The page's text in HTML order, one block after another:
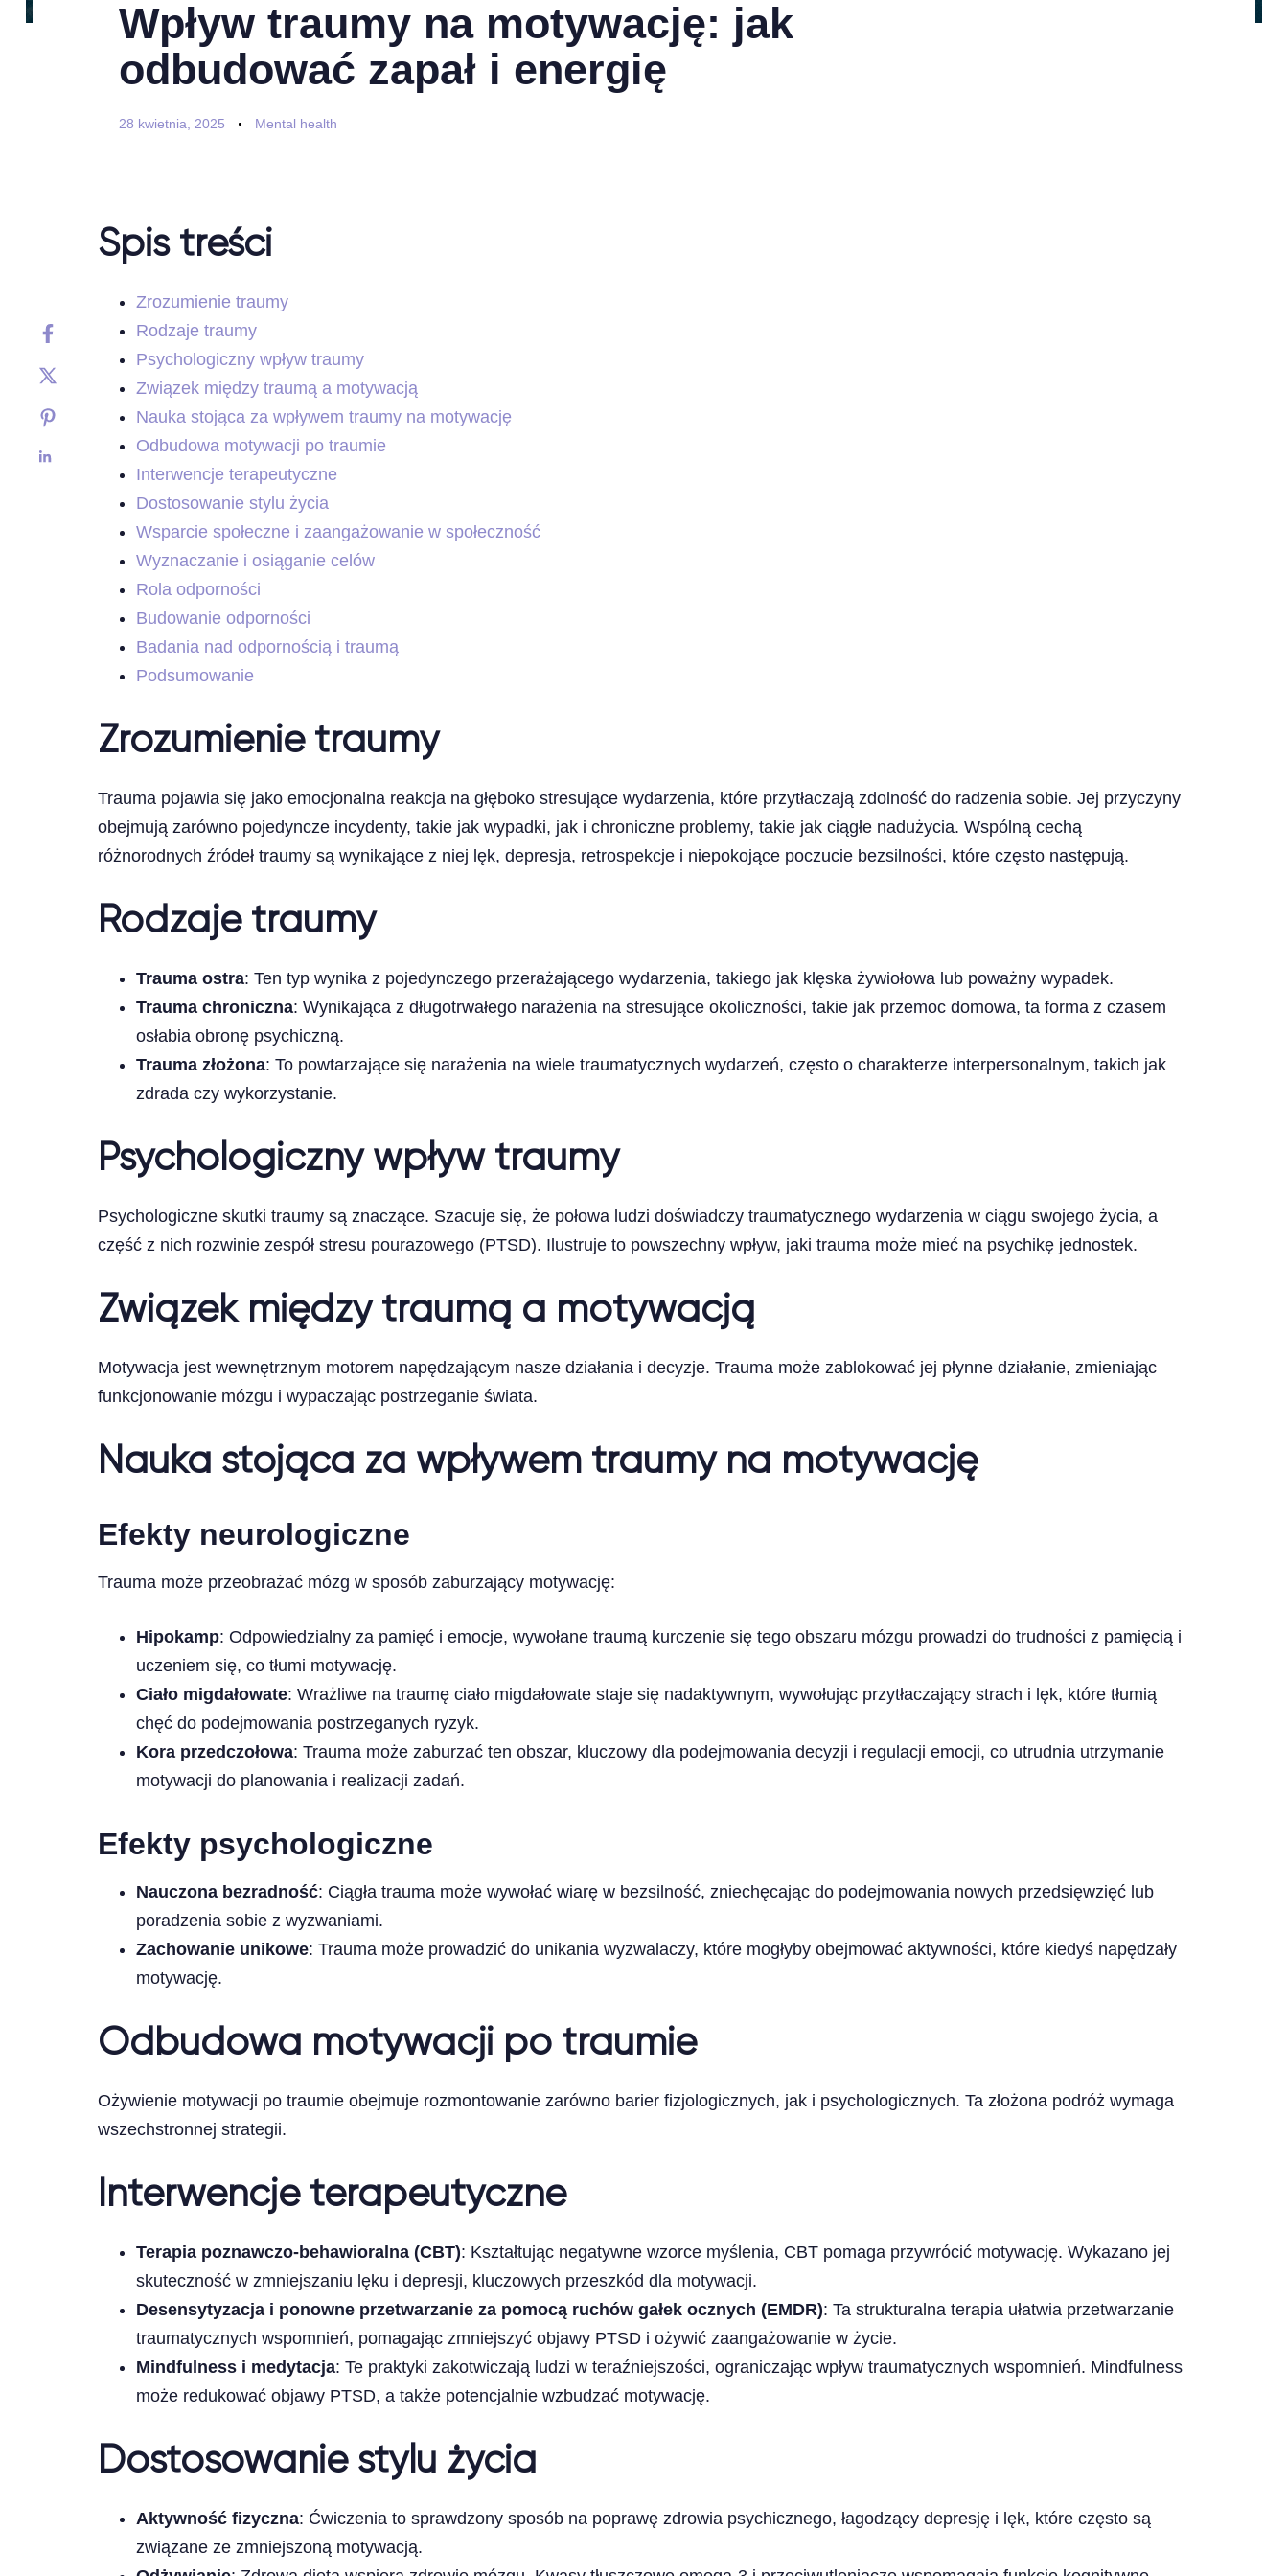
Wpływ traumy na motywację: jak
odbudować zapał i energię
28 kwietnia, 2025 Mental health
Spis treści
Zrozumienie traumy
Rodzaje traumy
Psychologiczny wpływ traumy
Związek między traumą a motywacją
Nauka stojąca za wpływem traumy na motywację
Odbudowa motywacji po traumie
Interwencje terapeutyczne
Dostosowanie stylu życia
Wsparcie społeczne i zaangażowanie w społeczność
Wyznaczanie i osiąganie celów
Rola odporności
Budowanie odporności
Badania nad odpornością i traumą
Podsumowanie
Zrozumienie traumy
Trauma pojawia się jako emocjonalna reakcja na głęboko stresujące wydarzenia, które przytłaczają zdolność do radzenia sobie. Jej przyczyny
obejmują zarówno pojedyncze incydenty, takie jak wypadki, jak i chroniczne problemy, takie jak ciągłe nadużycia. Wspólną cechą
różnorodnych źródeł traumy są wynikające z niej lęk, depresja, retrospekcje i niepokojące poczucie bezsilności, które często następują.
Rodzaje traumy
Trauma ostra: Ten typ wynika z pojedynczego przerażającego wydarzenia, takiego jak klęska żywiołowa lub poważny wypadek.
Trauma chroniczna: Wynikająca z długotrwałego narażenia na stresujące okoliczności, takie jak przemoc domowa, ta forma z czasem
osłabia obronę psychiczną.
Trauma złożona: To powtarzające się narażenia na wiele traumatycznych wydarzeń, często o charakterze interpersonalnym, takich jak
zdrada czy wykorzystanie.
Psychologiczny wpływ traumy
Psychologiczne skutki traumy są znaczące. Szacuje się, że połowa ludzi doświadczy traumatycznego wydarzenia w ciągu swojego życia, a
część z nich rozwinie zespół stresu pourazowego (PTSD). Ilustruje to powszechny wpływ, jaki trauma może mieć na psychikę jednostek.
Związek między traumą a motywacją
Motywacja jest wewnętrznym motorem napędzającym nasze działania i decyzje. Trauma może zablokować jej płynne działanie, zmieniając
funkcjonowanie mózgu i wypaczając postrzeganie świata.
Nauka stojąca za wpływem traumy na motywację
Efekty neurologiczne
Trauma może przeobrażać mózg w sposób zaburzający motywację:
Hipokamp: Odpowiedzialny za pamięć i emocje, wywołane traumą kurczenie się tego obszaru mózgu prowadzi do trudności z pamięcią i
uczeniem się, co tłumi motywację.
Ciało migdałowate: Wrażliwe na traumę ciało migdałowate staje się nadaktywnym, wywołując przytłaczający strach i lęk, które tłumią
chęć do podejmowania postrzeganych ryzyk.
Kora przedczołowa: Trauma może zaburzać ten obszar, kluczowy dla podejmowania decyzji i regulacji emocji, co utrudnia utrzymanie
motywacji do planowania i realizacji zadań.
Efekty psychologiczne
Nauczona bezradność: Ciągła trauma może wywołać wiarę w bezsilność, zniechęcając do podejmowania nowych przedsięwzięć lub
poradzenia sobie z wyzwaniami.
Zachowanie unikowe: Trauma może prowadzić do unikania wyzwalaczy, które mogłyby obejmować aktywności, które kiedyś napędzały
motywację.
Odbudowa motywacji po traumie
Ożywienie motywacji po traumie obejmuje rozmontowanie zarówno barier fizjologicznych, jak i psychologicznych. Ta złożona podróż wymaga
wszechstronnej strategii.
Interwencje terapeutyczne
Terapia poznawczo-behawioralna (CBT): Kształtując negatywne wzorce myślenia, CBT pomaga przywrócić motywację. Wykazano jej
skuteczność w zmniejszaniu lęku i depresji, kluczowych przeszkód dla motywacji.
Desensytyzacja i ponowne przetwarzanie za pomocą ruchów gałek ocznych (EMDR): Ta strukturalna terapia ułatwia przetwarzanie
traumatycznych wspomnień, pomagając zmniejszyć objawy PTSD i ożywić zaangażowanie w życie.
Mindfulness i medytacja: Te praktyki zakotwiczają ludzi w teraźniejszości, ograniczając wpływ traumatycznych wspomnień. Mindfulness
może redukować objawy PTSD, a także potencjalnie wzbudzać motywację.
Dostosowanie stylu życia
Aktywność fizyczna: Ćwiczenia to sprawdzony sposób na poprawę zdrowia psychicznego, łagodzący depresję i lęk, które często są
związane ze zmniejszoną motywacją.